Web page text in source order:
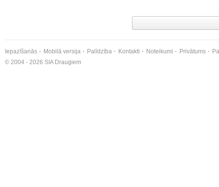
Iepazīšanās Mobilā versija Palīdzība Kontakti Noteikumi Privātums
© 2004 - 2026 SIA Draugiem